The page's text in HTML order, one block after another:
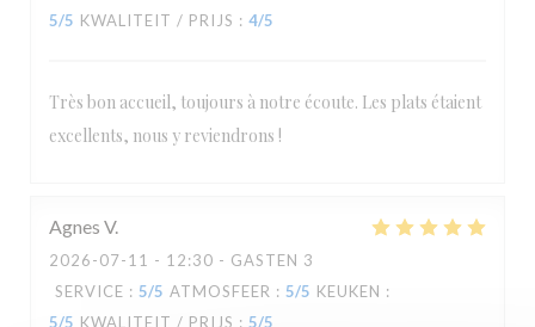
5/5 KWALITEIT / PRIJS : 4/5
Très bon accueil, toujours à notre écoute. Les plats étaient
excellents, nous y reviendrons !
Agnes V
2026-07-11 - 12:30 - GASTEN 3
SERVICE : 5/5 ATMOSFEER : 5/5 KEUKEN :
5/5 KWALITEIT / PRIJS : 5/5